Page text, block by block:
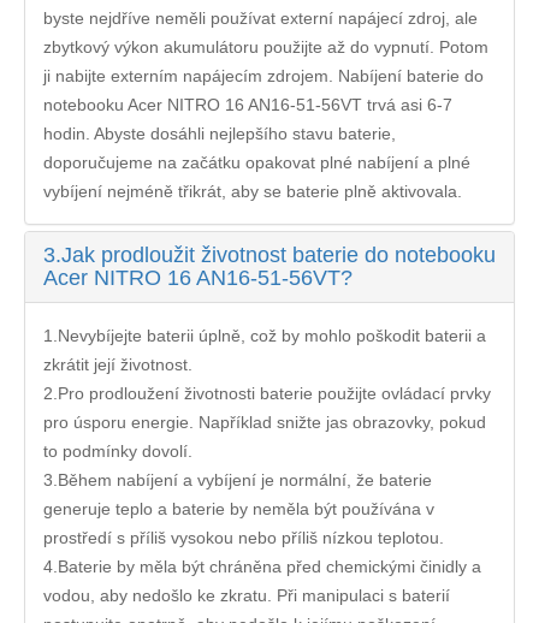
byste nejdříve neměli používat externí napájecí zdroj, ale
zbytkový výkon akumulátoru použijte až do vypnutí. Potom
ji nabijte externím napájecím zdrojem. Nabíjení baterie do
notebooku Acer NITRO 16 AN16-51-56VT trvá asi 6-7
hodin. Abyste dosáhli nejlepšího stavu baterie,
doporučujeme na začátku opakovat plné nabíjení a plné
vybíjení nejméně třikrát, aby se baterie plně aktivovala.
3.Jak prodloužit životnost baterie do notebooku
Acer NITRO 16 AN16-51-56VT?
1.Nevybíjejte baterii úplně, což by mohlo poškodit baterii a
zkrátit její životnost.
2.Pro prodloužení životnosti baterie použijte ovládací prvky
pro úsporu energie. Například snižte jas obrazovky, pokud
to podmínky dovolí.
3.Během nabíjení a vybíjení je normální, že baterie
generuje teplo a baterie by neměla být používána v
prostředí s příliš vysokou nebo příliš nízkou teplotou.
4.Baterie by měla být chráněna před chemickými činidly a
vodou, aby nedošlo ke zkratu. Při manipulaci s baterií